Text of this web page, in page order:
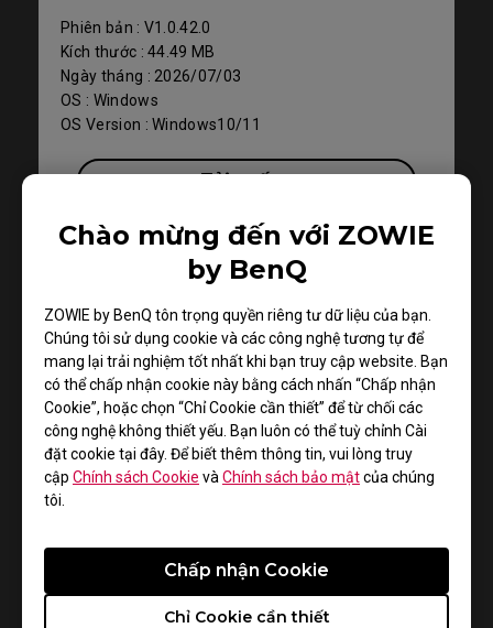
Chào mừng đến với ZOWIE
by BenQ
ZOWIE by BenQ tôn trọng quyền riêng tư dữ liệu của bạn.
Chúng tôi sử dụng cookie và các công nghệ tương tự để
mang lại trải nghiệm tốt nhất khi bạn truy cập website. Bạn
có thể chấp nhận cookie này bằng cách nhấn “Chấp nhận
Cookie”, hoặc chọn “Chỉ Cookie cần thiết” để từ chối các
công nghệ không thiết yếu. Bạn luôn có thể tuỳ chỉnh Cài
đặt cookie tại đây. Để biết thêm thông tin, vui lòng truy
cập Chính sách Cookie và Chính sách bảo mậtcủa chúng
tôi.
Chỉ Cookie cần thiết
Chấp nhận Cookie
Phiên bản : V1.0.42.0
Kích thước : 44.49 MB
Ngày tháng : 2026/07/03
OS : Windows
OS Version : Windows10/11
Tải xuống
Driver
XL2566K